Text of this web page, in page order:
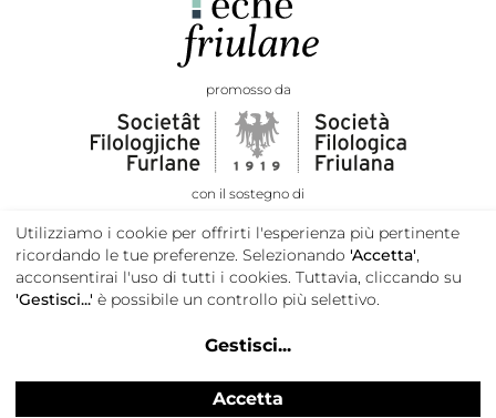
promosso da
con il sostegno di
Privacy e cookie policy
Utilizziamo i cookie per offrirti l'esperienza più pertinente
ricordando le tue preferenze. Selezionando 'Accetta',
acconsentirai l'uso di tutti i cookies. Tuttavia, cliccando su
'Gestisci...' è possibile un controllo più selettivo.
Gestisci...
Accetta